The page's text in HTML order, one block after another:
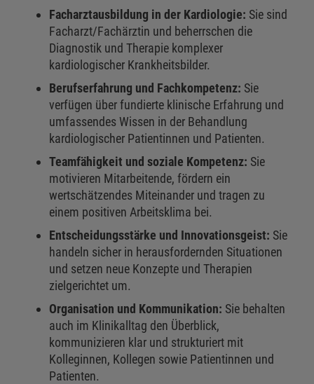
Facharztausbildung in der Kardiologie: Sie sind
Facharzt/Fachärztin und beherrschen die
Diagnostik und Therapie komplexer
kardiologischer Krankheitsbilder.
Berufserfahrung und Fachkompetenz: Sie
verfügen über fundierte klinische Erfahrung und
umfassendes Wissen in der Behandlung
kardiologischer Patientinnen und Patienten.
Teamfähigkeit und soziale Kompetenz: Sie
motivieren Mitarbeitende, fördern ein
wertschätzendes Miteinander und tragen zu
einem positiven Arbeitsklima bei.
Entscheidungsstärke und Innovationsgeist: Sie
handeln sicher in herausfordernden Situationen
und setzen neue Konzepte und Therapien
zielgerichtet um.
Organisation und Kommunikation: Sie behalten
auch im Klinikalltag den Überblick,
kommunizieren klar und strukturiert mit
Kolleginnen, Kollegen sowie Patientinnen und
Patienten.